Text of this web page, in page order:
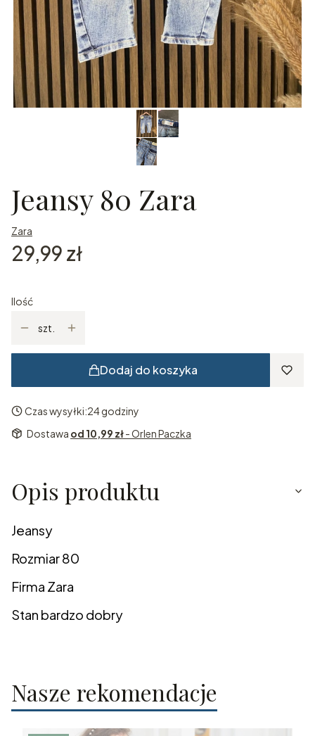
Jeansy 80 Zara
Zara
Cena
29,99 zł
Ilość
szt.
Dodaj do koszyka
Czas wysyłki:24 godziny
Dostawa od 10,99 zł- Orlen Paczka
Opis produktu
Jeansy
Rozmiar 80
Firma Zara
Stan bardzo dobry
Nasze rekomendacje